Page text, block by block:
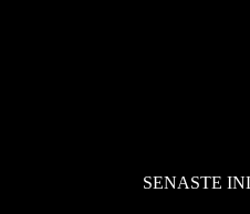
SENASTE